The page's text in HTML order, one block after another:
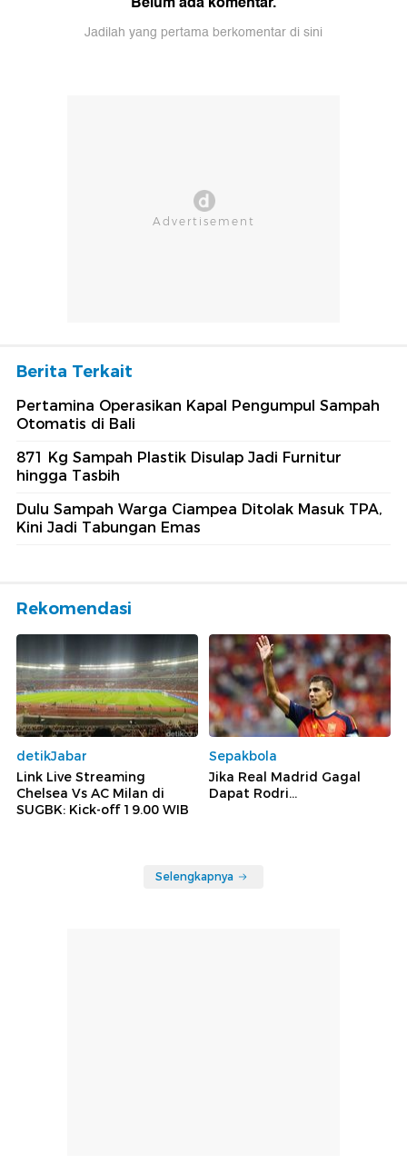
Jadilah yang pertama berkomentar di sini
Berita Terkait
Pertamina Operasikan Kapal Pengumpul Sampah
Otomatis di Bali
871 Kg Sampah Plastik Disulap Jadi Furnitur
hingga Tasbih
Dulu Sampah Warga Ciampea Ditolak Masuk TPA,
Kini Jadi Tabungan Emas
Rekomendasi
detikJabar
Link Live Streaming
Chelsea Vs AC Milan di
SUGBK: Kick-off 19.00 WIB
Sepakbola
Jika Real Madrid Gagal
Dapat Rodri...
Selengkapnya